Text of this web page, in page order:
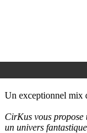
Un exceptionnel mix
CirKus vous propose
un univers